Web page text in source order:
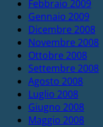
Febbraio 2009
Gennaio 2009
Dicembre 2008
Novembre 2008
Ottobre 2008
Settembre 2008
Agosto 2008
Luglio 2008
Giugno 2008
Maggio 2008